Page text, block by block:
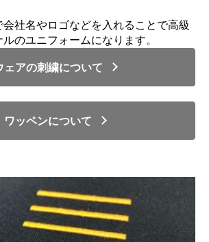
社名やロゴなどを入れることで高級
のユニフォームになります。
ェアの刺繍について
ワッペンについて